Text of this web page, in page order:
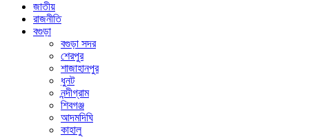
জাতীয়
রাজনীতি
বগুড়া
বগুড়া সদর
শেরপুর
শাজাহানপুর
ধুনট
নন্দীগ্রাম
শিবগঞ্জ
আদমদিঘি
কাহালু